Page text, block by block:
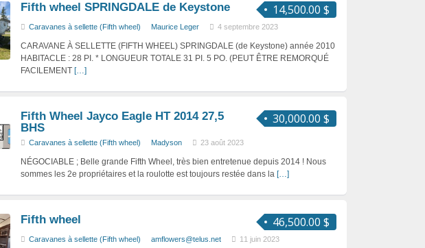
14,500.00 $
Fifth wheel SPRINGDALE de Keystone
Caravanes à sellette (Fifth wheel) Maurice Leger 4 septembre 2023
CARAVANE À SELLETTE (FIFTH WHEEL) SPRINGDALE (de Keystone) année 2010
HABITACLE : 28 PI. * LONGUEUR TOTALE 31 PI. 5 PO. (PEUT ÊTRE REMORQUÉ
FACILEMENT […]
30,000.00 $
Fifth Wheel Jayco Eagle HT 2014 27,5
BHS
Caravanes à sellette (Fifth wheel) Madyson 23 août 2023
NÉGOCIABLE ; Belle grande Fifth Wheel, très bien entretenue depuis 2014 ! Nous
sommes les 2e propriétaires et la roulotte est toujours restée dans la […]
46,500.00 $
Fifth wheel
Caravanes à sellette (Fifth wheel) amflowers@telus.net 11 juin 2023